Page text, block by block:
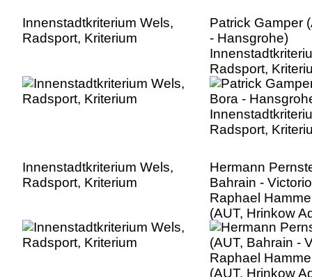
Innenstadtkriterium Wels,
Radsport, Kriterium
Patrick Gamper
- Hansgrohe)
Radsport,
Innenstadtkriterium Wels,
Radsport, Kriterium
Hermann
Bahrain -
Raphael
(AUT, Hrinkow
Cycleang Team)
Radsport,